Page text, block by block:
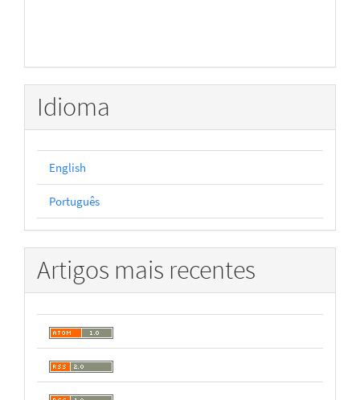
Idioma
English
Português
Artigos mais recentes